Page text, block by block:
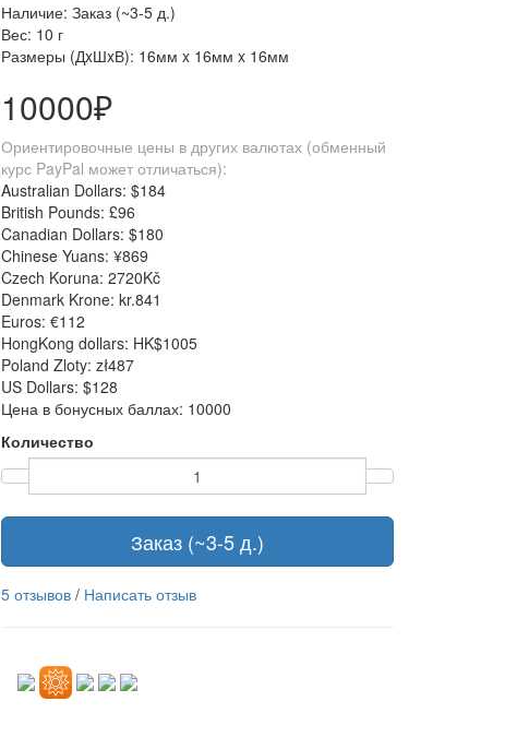
Наличие: Заказ (~3-5 д.)
Вес: 10 г
Размеры (ДxШxВ): 16мм x 16мм x 16мм
10000₽
Ориентировочные цены в других валютах (обменный
курс PayPal может отличаться):
Australian Dollars: $184
British Pounds: £96
Canadian Dollars: $180
Chinese Yuans: ¥869
Czech Koruna: 2720Kč
Denmark Krone: kr.841
Euros: €112
HongKong dollars: HK$1005
Poland Zloty: zł487
US Dollars: $128
Цена в бонусных баллах: 10000
Количество
Заказ (~3-5 д.)
5 отзывов / Написать отзыв